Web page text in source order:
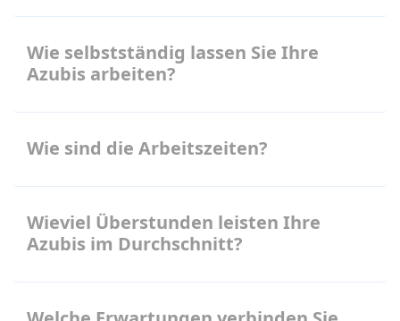
Wie selbstständig lassen Sie Ihre
Azubis arbeiten?
Wie sind die Arbeitszeiten?
Wieviel Überstunden leisten Ihre
Azubis im Durchschnitt?